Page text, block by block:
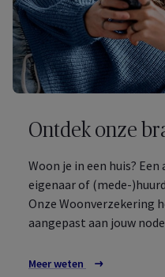
Ontdek onze
Woon je in een huis?
eigenaar of (mede-
Onze Woonverzekering
aangepast aan jouw
Meer weten